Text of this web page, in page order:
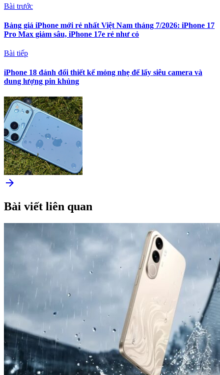
Bài trước
Bảng giá iPhone mới rẻ nhất Việt Nam tháng 7/2026: iPhone 17
Pro Max giảm sâu, iPhone 17e rẻ như cỏ
Bài tiếp
iPhone 18 đánh đổi thiết kế mỏng nhẹ để lấy siêu camera và
dung lượng pin khủng
arrow_forward
Bài viết liên quan